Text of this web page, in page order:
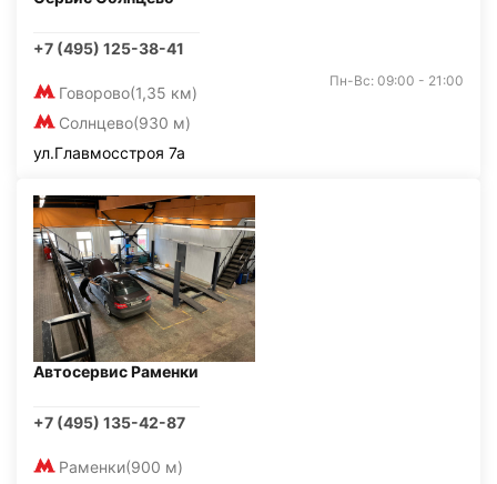
+7 (495) 125-38-41
Говорово(1,35 км)
Солнцево(930 м)
Пн-Вс: 09:00 - 21:00
ул.Главмосстроя 7а
Автосервис Раменки
+7 (495) 135-42-87
Раменки(900 м)